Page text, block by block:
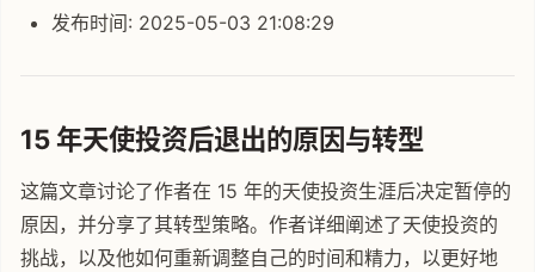
发布时间: 2025-05-03 21:08:29
15 年天使投资后退出的原因与转型
这篇文章讨论了作者在 15 年的天使投资生涯后决定暂停的
原因，并分享了其转型策略。作者详细阐述了天使投资的
挑战，以及他如何重新调整自己的时间和精力，以更好地